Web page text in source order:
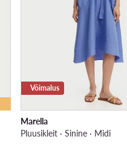
Võimalus
Marella
Pluusikleit · Sinine · Midi